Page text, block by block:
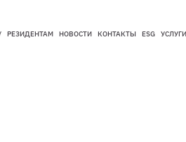
РЕЗИДЕНТАМ НОВОСТИ КОНТАКТЫ ESG